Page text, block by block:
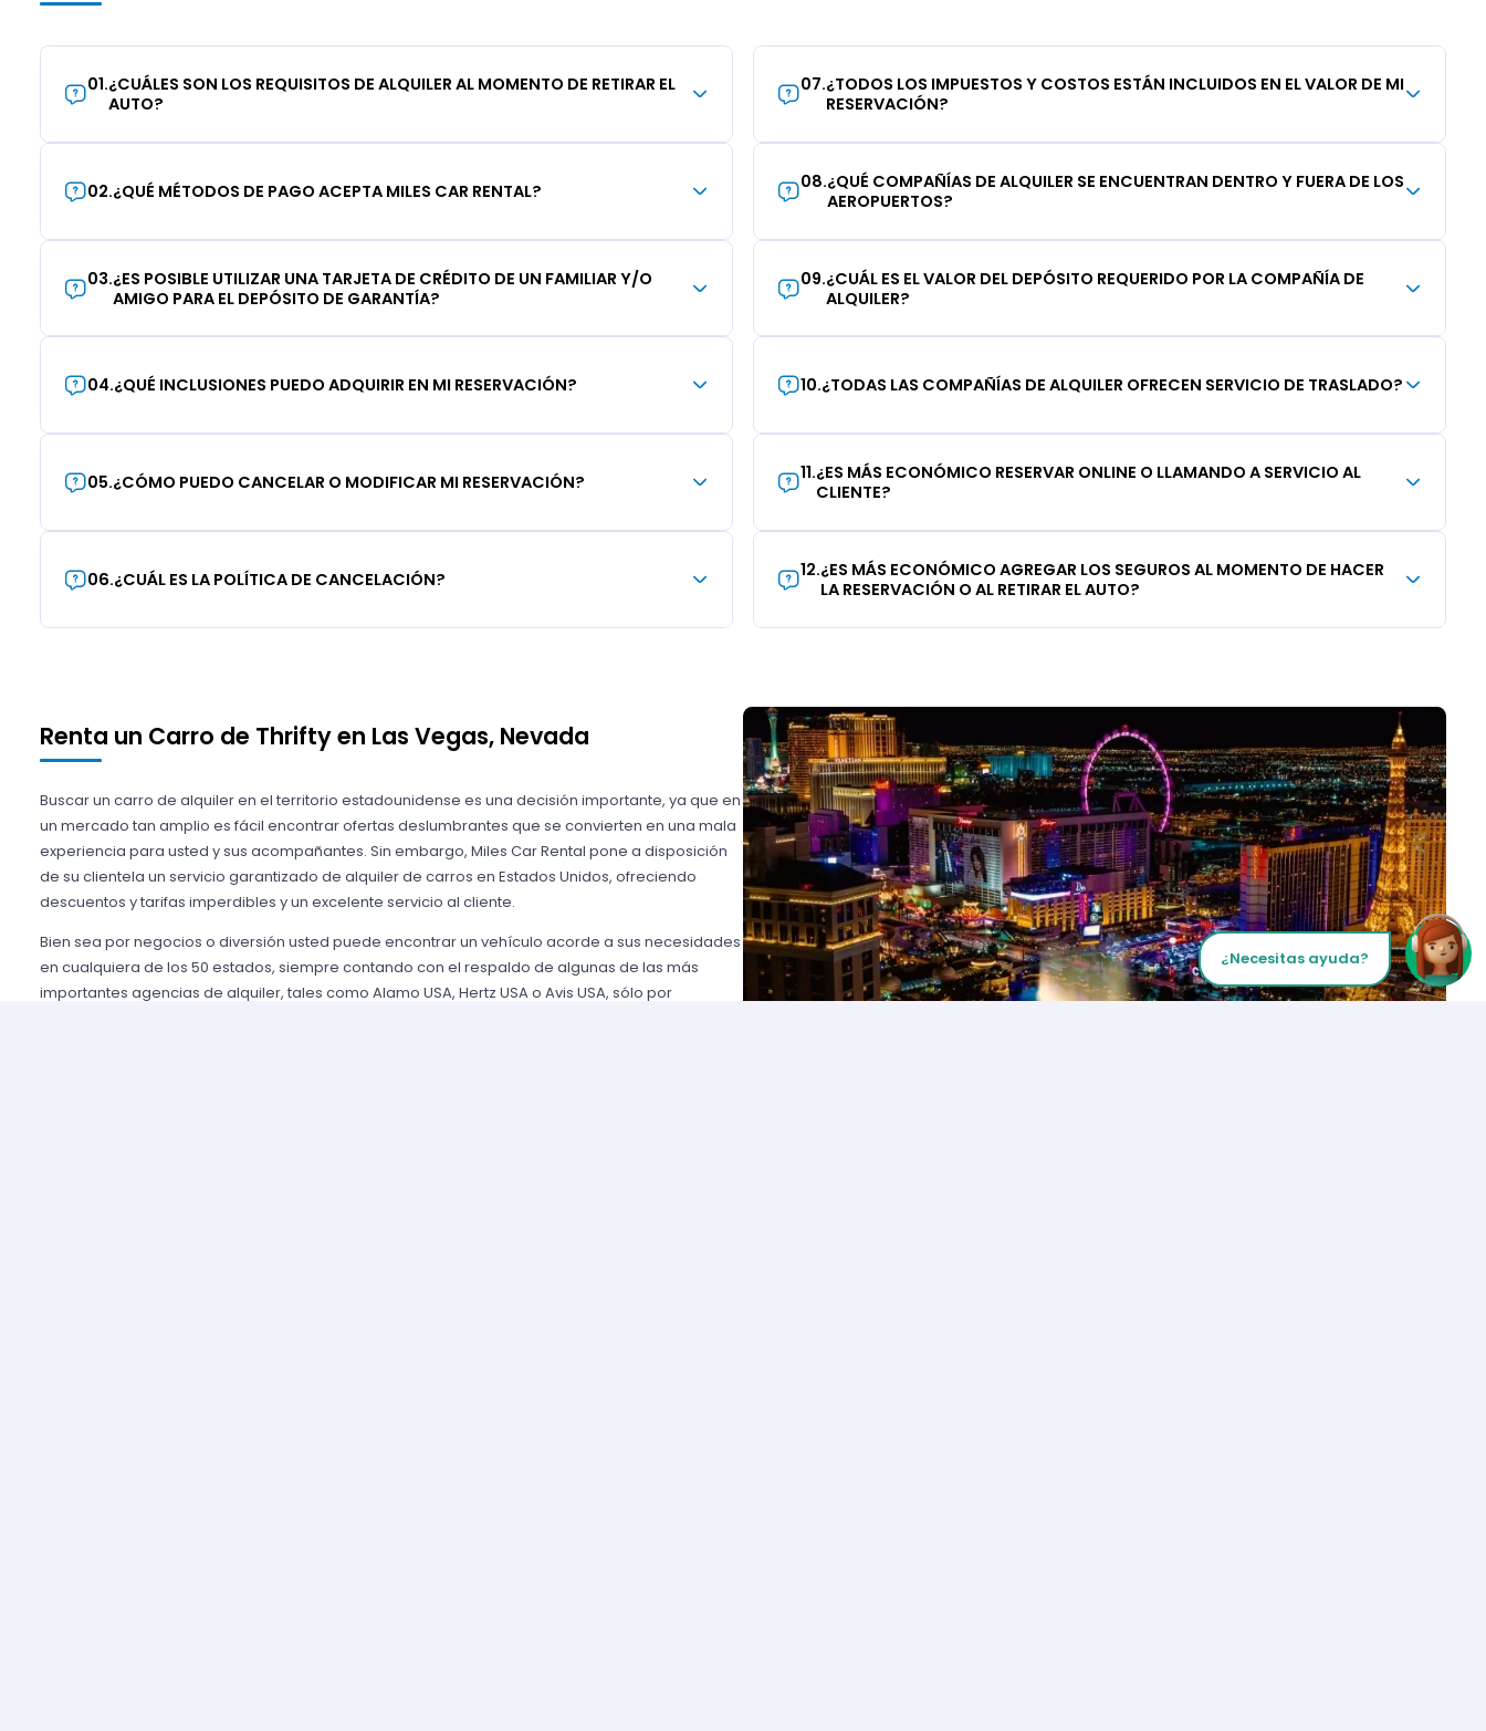
01.¿CUÁLES SON LOS REQUISITOS DE ALQUILER AL MOMENTO DE RETIRAR EL
AUTO?
02.¿QUÉ MÉTODOS DE PAGO ACEPTA MILES CAR RENTAL?
03.¿ES POSIBLE UTILIZAR UNA TARJETA DE CRÉDITO DE UN FAMILIAR Y/O
AMIGO PARA EL DEPÓSITO DE GARANTÍA?
04.¿QUÉ INCLUSIONES PUEDO ADQUIRIR EN MI RESERVACIÓN?
05.¿CÓMO PUEDO CANCELAR O MODIFICAR MI RESERVACIÓN?
06.¿CUÁL ES LA POLÍTICA DE CANCELACIÓN?
07.¿TODOS LOS IMPUESTOS Y COSTOS ESTÁN INCLUIDOS EN EL VALOR DE MI
RESERVACIÓN?
08.¿QUÉ COMPAÑÍAS DE ALQUILER SE ENCUENTRAN DENTRO Y FUERA DE LOS
AEROPUERTOS?
09.¿CUÁL ES EL VALOR DEL DEPÓSITO REQUERIDO POR LA COMPAÑÍA DE
ALQUILER?
10.¿TODAS LAS COMPAÑÍAS DE ALQUILER OFRECEN SERVICIO DE TRASLADO?
11.¿ES MÁS ECONÓMICO RESERVAR ONLINE O LLAMANDO A SERVICIO AL
CLIENTE?
12.¿ES MÁS ECONÓMICO AGREGAR LOS SEGUROS AL MOMENTO DE HACER
LA RESERVACIÓN O AL RETIRAR EL AUTO?
¿Necesitas ayuda?
Renta un Carro de Thrifty en Las Vegas, Nevada
Buscar un carro de alquiler en el territorio estadounidense es una decisión importante, ya que en
un mercado tan amplio es fácil encontrar ofertas deslumbrantes que se convierten en una mala
experiencia para usted y sus acompañantes. Sin embargo, Miles Car Rental pone a disposición
de su clientela un servicio garantizado de alquiler de carros en Estados Unidos, ofreciendo
descuentos y tarifas imperdibles y un excelente servicio al cliente.
Bien sea por negocios o diversión usted puede encontrar un vehículo acorde a sus necesidades
en cualquiera de los 50 estados, siempre contando con el respaldo de algunas de las más
importantes agencias de alquiler, tales como Alamo USA, Hertz USA o Avis USA, sólo por